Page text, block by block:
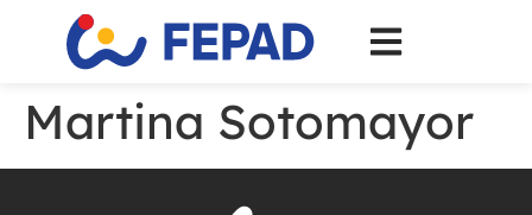
Martina Sotomayor